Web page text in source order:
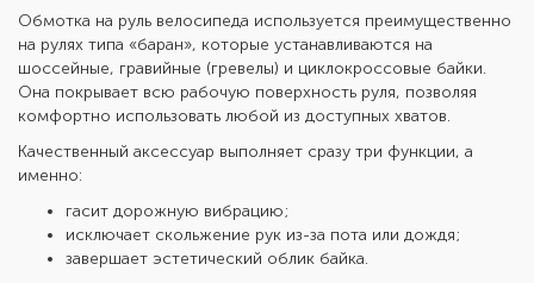
Обмотка на руль велосипеда используется преимущественно
на рулях типа «баран», которые устанавливаются на
шоссейные, гравийные (гревелы) и циклокроссовые байки.
Она покрывает всю рабочую поверхность руля, позволяя
комфортно использовать любой из доступных хватов.
Качественный аксессуар выполняет сразу три функции, а
именно:
гасит дорожную вибрацию;
исключает скольжение рук из-за пота или дождя;
завершает эстетический облик байка.